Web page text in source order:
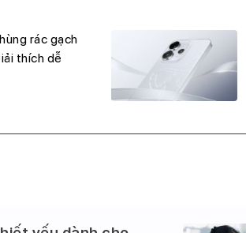
rác gạch
thích dễ